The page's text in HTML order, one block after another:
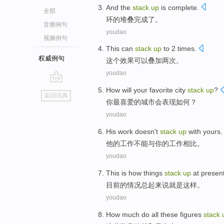
全部
音频例句
视频例句
权威例句
go
top
返回词典
And the stack up is complete
环的堆叠完成了。
youdao
This can stack up to 2 times.
这个效果可以叠加两次。
youdao
How will your favorite city stack up?
你最喜爱的城市会表现如何 ？
youdao
His work doesn't stack up with yours
他的工作不能与你的工作相比。
youdao
This is how things stack up at
目前的情况总起来说就是这样。
youdao
How much do all these figures stack